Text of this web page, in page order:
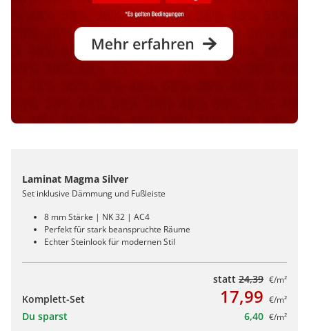
Laminat Magma Silver
Set inklusive Dämmung und Fußleiste
8 mm Stärke | NK 32 | AC4
Perfekt für stark beanspruchte Räume
Echter Steinlook für modernen Stil
statt 24,39 €/m²
Komplett-Set 17,99 €/m²
Du sparst 6,40 €/m²